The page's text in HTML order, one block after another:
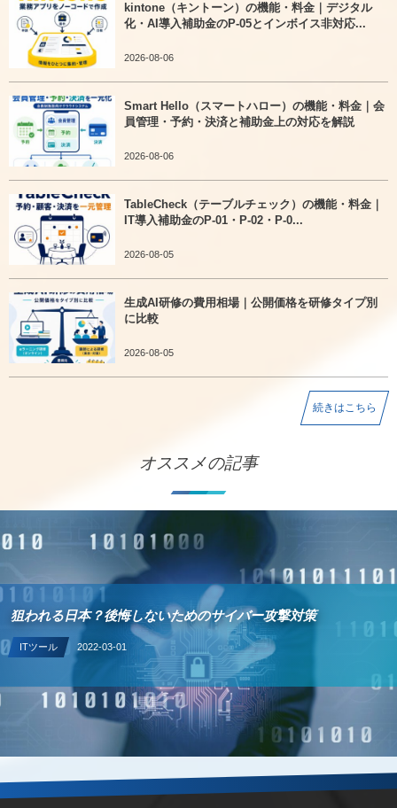
kintone（キントーン）の機能・料金｜デジタル
化・AI導入補助金のP-05とインボイス非対応...
2026-08-06
Smart Hello（スマートハロー）の機能・料金｜会
員管理・予約・決済と補助金上の対応を解説
2026-08-06
TableCheck（テーブルチェック）の機能・料金｜
IT導入補助金のP-01・P-02・P-0...
2026-08-05
生成AI研修の費用相場｜公開価格を研修タイプ別
に比較
2026-08-05
続きはこちら
オススメの記事
狙われる日本？後悔しないためのサイバー攻撃対策
ITツール 2022-03-01